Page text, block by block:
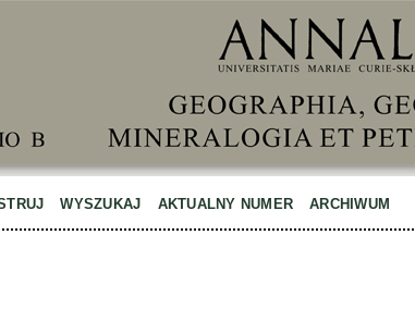
WYSZUKAJ AKTUALNY NUMER ARCHIWUM